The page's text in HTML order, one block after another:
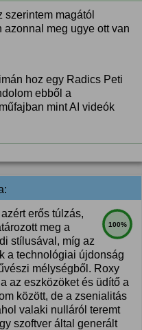
szerintem magától
meg ugye ott van
hoz egy Radics Peti
ebből a
mint AI videók
100%
erős túlzás,
meg a
stílusával, míg az
a technológiai újdonság
mélységből. Roxy
az eszközöket és üdítő a
között, de a zsenialitás
valaki nulláról teremt
szoftver által generált